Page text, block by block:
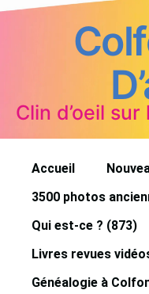
Clin d’oeil
Accueil
3500 photos
Qui est-ce ? (873)
Livres revues
Généalogie à